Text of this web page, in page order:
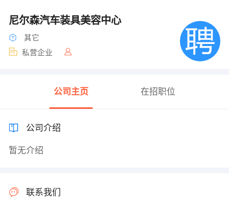
尼尔森汽车装具美容中心
其它
私营企业
公司主页 在招职位
公司介绍
暂无介绍
联系我们